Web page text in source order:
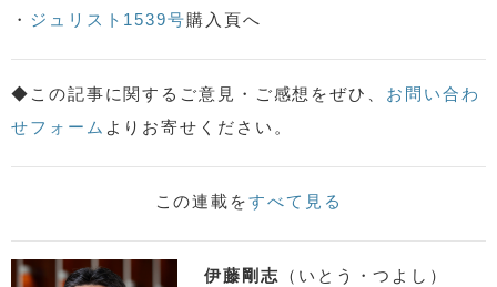
・ ジュリスト1539号購入頁へ
◆この記事に関するご意見・ご感想をぜひ、 お問い合わ
せフォーム よりお寄せください。
この連載をすべて見る
伊藤剛志
（いとう・つよし）